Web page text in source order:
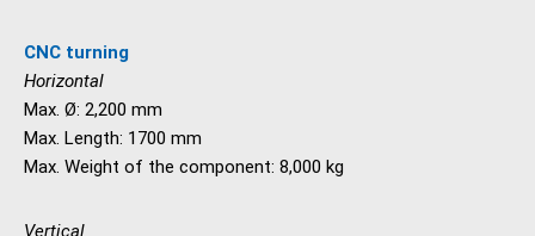
CNC turning
Horizontal
Max. Ø: 2,200 mm
Max. Length: 1700 mm
Max. Weight of the component: 8,000 kg
Vertical